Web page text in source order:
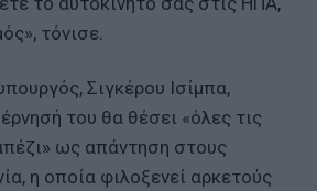
τόνισε.
Σιγκέρου Ισίμπα,
του θα θέσει «όλες τις
ως απάντηση στους
η οποία φιλοξενεί αρκετούς